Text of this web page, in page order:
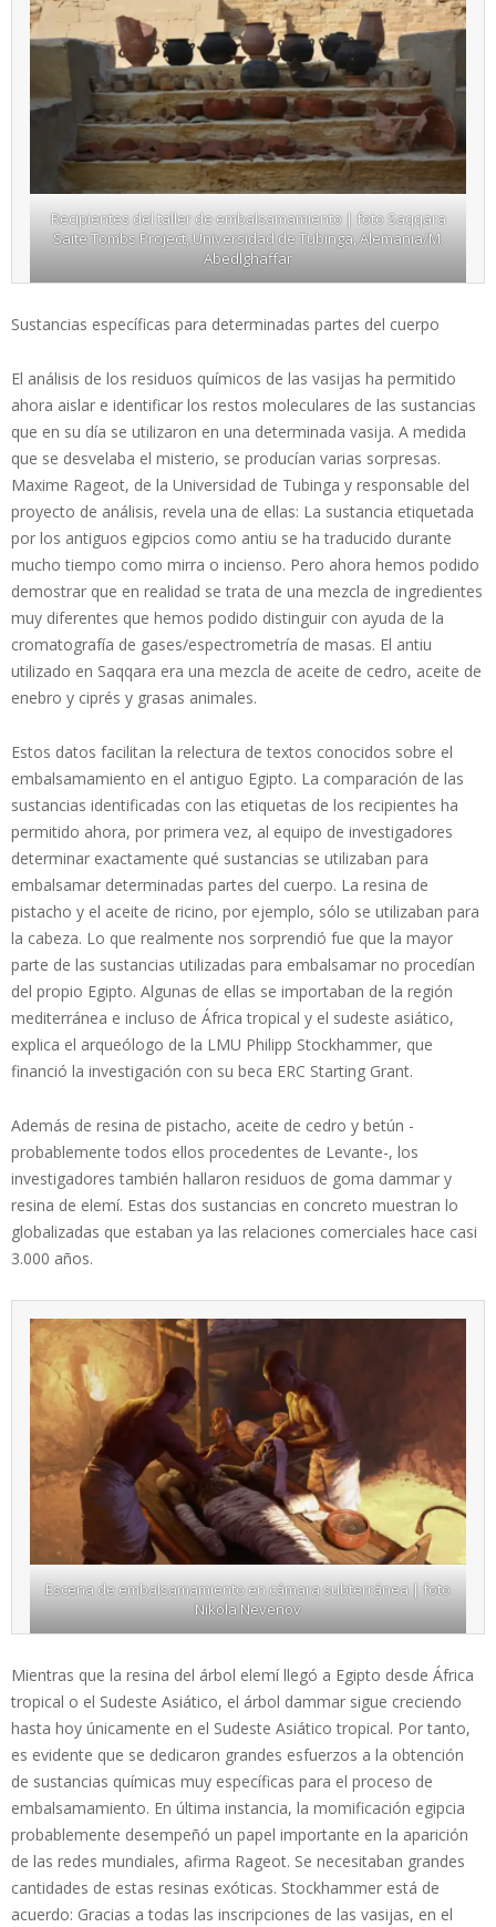
Recipientes del taller de embalsamamiento | foto Saqqara
Saite Tombs Project, Universidad de Tubinga, Alemania/M.
Abedlghaffar
Sustancias específicas para determinadas partes del cuerpo
El análisis de los residuos químicos de las vasijas ha permitido
ahora aislar e identificar los restos moleculares de las sustancias
que en su día se utilizaron en una determinada vasija. A medida
que se desvelaba el misterio, se producían varias sorpresas.
Maxime Rageot, de la Universidad de Tubinga y responsable del
proyecto de análisis, revela una de ellas: La sustancia etiquetada
por los antiguos egipcios como antiu se ha traducido durante
mucho tiempo como mirra o incienso. Pero ahora hemos podido
demostrar que en realidad se trata de una mezcla de ingredientes
muy diferentes que hemos podido distinguir con ayuda de la
cromatografía de gases/espectrometría de masas. El antiu
utilizado en Saqqara era una mezcla de aceite de cedro, aceite de
enebro y ciprés y grasas animales.
Estos datos facilitan la relectura de textos conocidos sobre el
embalsamamiento en el antiguo Egipto. La comparación de las
sustancias identificadas con las etiquetas de los recipientes ha
permitido ahora, por primera vez, al equipo de investigadores
determinar exactamente qué sustancias se utilizaban para
embalsamar determinadas partes del cuerpo. La resina de
pistacho y el aceite de ricino, por ejemplo, sólo se utilizaban para
la cabeza. Lo que realmente nos sorprendió fue que la mayor
parte de las sustancias utilizadas para embalsamar no procedían
del propio Egipto. Algunas de ellas se importaban de la región
mediterránea e incluso de África tropical y el sudeste asiático,
explica el arqueólogo de la LMU Philipp Stockhammer, que
financió la investigación con su beca ERC Starting Grant.
Además de resina de pistacho, aceite de cedro y betún -
probablemente todos ellos procedentes de Levante-, los
investigadores también hallaron residuos de goma dammar y
resina de elemí. Estas dos sustancias en concreto muestran lo
globalizadas que estaban ya las relaciones comerciales hace casi
3.000 años.
Escena de embalsamamiento en cámara subterránea | foto
Nikola Nevenov
Mientras que la resina del árbol elemí llegó a Egipto desde África
tropical o el Sudeste Asiático, el árbol dammar sigue creciendo
hasta hoy únicamente en el Sudeste Asiático tropical. Por tanto,
es evidente que se dedicaron grandes esfuerzos a la obtención
de sustancias químicas muy específicas para el proceso de
embalsamamiento. En última instancia, la momificación egipcia
probablemente desempeñó un papel importante en la aparición
de las redes mundiales, afirma Rageot. Se necesitaban grandes
cantidades de estas resinas exóticas. Stockhammer está de
acuerdo: Gracias a todas las inscripciones de las vasijas, en el